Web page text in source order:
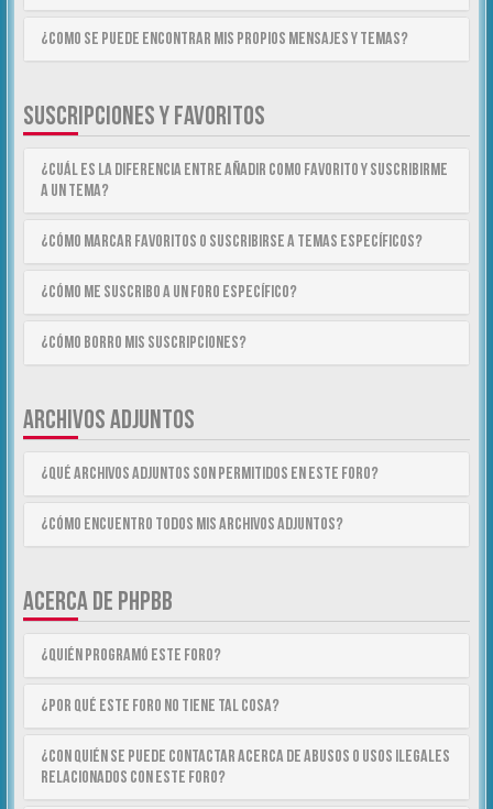
¿Como se puede encontrar mis propios mensajes y temas?
SUSCRIPCIONES Y FAVORITOS
¿Cuál es la diferencia entre añadir como Favorito y suscribirme
a un tema?
¿Cómo marcar Favoritos o suscribirse a temas específicos?
¿Cómo me suscribo a un foro específico?
¿Cómo borro mis suscripciones?
ARCHIVOS ADJUNTOS
¿Qué archivos adjuntos son permitidos en este foro?
¿Cómo encuentro todos mis archivos adjuntos?
ACERCA DE PHPBB
¿Quién programó este foro?
¿Por qué este foro no tiene tal cosa?
¿Con quién se puede contactar acerca de abusos o usos ilegales
relacionados con este foro?